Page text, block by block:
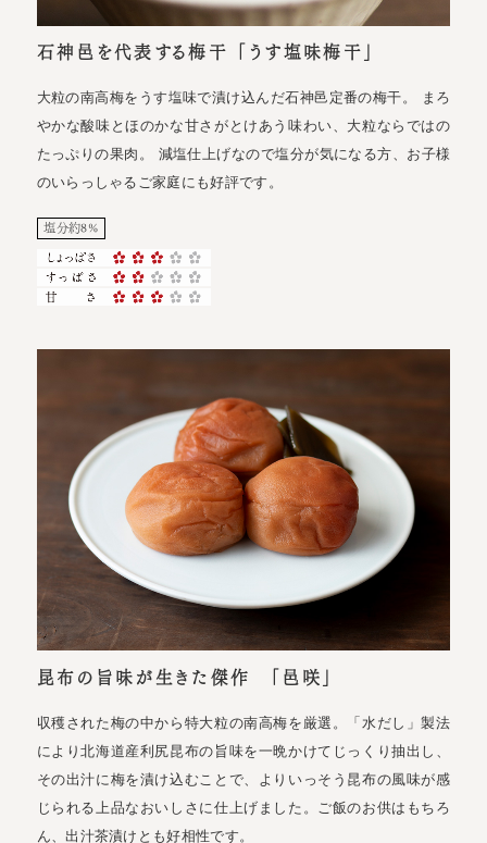
石神邑を代表する梅干 「うす塩味梅干」
大粒の南高梅をうす塩味で漬け込んだ石神邑定番の梅干。 まろ
やかな酸味とほのかな甘さがとけあう味わい、大粒ならではの
たっぷりの果肉。 減塩仕上げなので塩分が気になる方、お子様
のいらっしゃるご家庭にも好評です。
塩分約8%
昆布の旨味が生きた傑作 「邑咲」
収穫された梅の中から特大粒の南高梅を厳選。「水だし」製法
により北海道産利尻昆布の旨味を一晩かけてじっくり抽出し、
その出汁に梅を漬け込むことで、よりいっそう昆布の風味が感
じられる上品なおいしさに仕上げました。ご飯のお供はもちろ
ん、出汁茶漬けとも好相性です。